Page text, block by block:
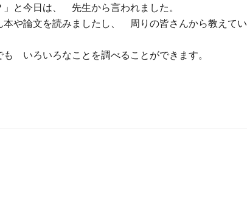
と今日は、 先生から言われました。
論文を読みましたし、 周りの皆さんから教えてい
いろいろなことを調べることができます。